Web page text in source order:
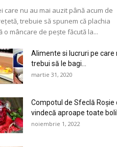
care nu au mai auzit până acum de
trebuie să spunem că plachia
o mâncare de pește făcută la...
Alimente si lucruri pe care
trebui să le bagi...
martie 31, 2020
Compotul de Sfeclă Roșie
vindecă aproape toate
noiembrie 1, 2022